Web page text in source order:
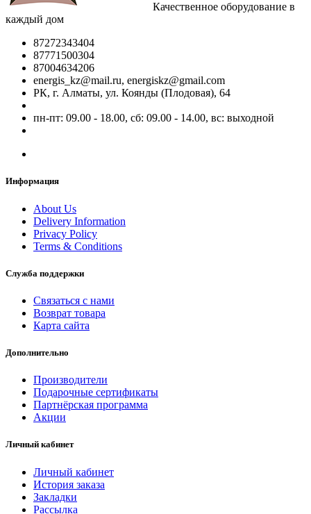
Качественное оборудование в
каждый дом
87272343404
87771500304
87004634206
energis_kz@mail.ru, energiskz@gmail.com
РК, г. Алматы, ул. Коянды (Плодовая), 64
пн-пт: 09.00 - 18.00, сб: 09.00 - 14.00, вс: выходной
Информация
About Us
Delivery Information
Privacy Policy
Terms & Conditions
Служба поддержки
Связаться с нами
Возврат товара
Карта сайта
Дополнительно
Производители
Подарочные сертификаты
Партнёрская программа
Акции
Личный кабинет
Личный кабинет
История заказа
Закладки
Рассылка